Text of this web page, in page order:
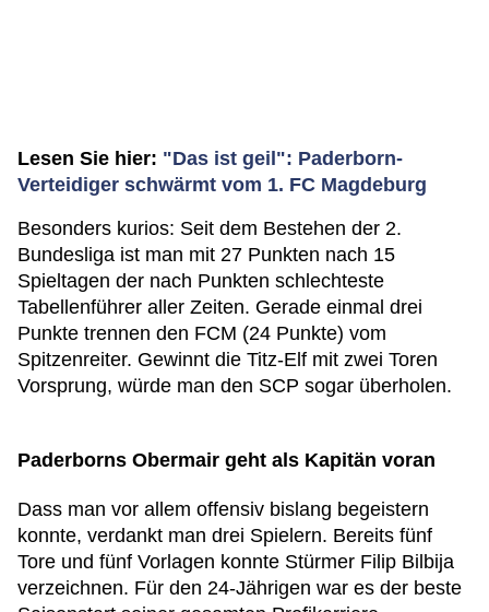
Lesen Sie hier: "Das ist geil": Paderborn-
Verteidiger schwärmt vom 1. FC Magdeburg
Besonders kurios: Seit dem Bestehen der 2.
Bundesliga ist man mit 27 Punkten nach 15
Spieltagen der nach Punkten schlechteste
Tabellenführer aller Zeiten. Gerade einmal drei
Punkte trennen den FCM (24 Punkte) vom
Spitzenreiter. Gewinnt die Titz-Elf mit zwei Toren
Vorsprung, würde man den SCP sogar überholen.
Paderborns Obermair geht als Kapitän voran
Dass man vor allem offensiv bislang begeistern
konnte, verdankt man drei Spielern. Bereits fünf
Tore und fünf Vorlagen konnte Stürmer Filip Bilbija
verzeichnen. Für den 24-Jährigen war es der beste